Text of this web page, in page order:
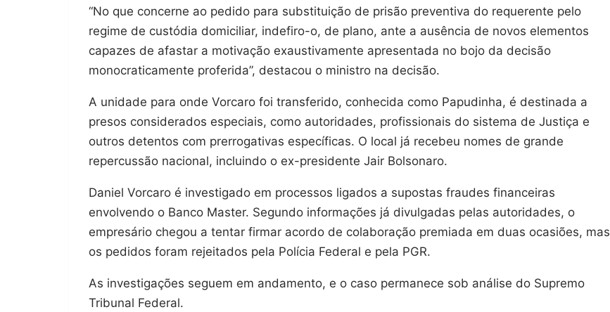
“No que concerne ao pedido para substituição de prisão preventiva do requerente pelo
regime de custódia domiciliar, indefiro-o, de plano, ante a ausência de novos elementos
capazes de afastar a motivação exaustivamente apresentada no bojo da decisão
monocraticamente proferida”, destacou o ministro na decisão.
A unidade para onde Vorcaro foi transferido, conhecida como Papudinha, é destinada a
presos considerados especiais, como autoridades, profissionais do sistema de Justiça e
outros detentos com prerrogativas específicas. O local já recebeu nomes de grande
repercussão nacional, incluindo o ex-presidente Jair Bolsonaro.
Daniel Vorcaro é investigado em processos ligados a supostas fraudes financeiras
envolvendo o Banco Master. Segundo informações já divulgadas pelas autoridades, o
empresário chegou a tentar firmar acordo de colaboração premiada em duas ocasiões, mas
os pedidos foram rejeitados pela Polícia Federal e pela PGR.
As investigações seguem em andamento, e o caso permanece sob análise do Supremo
Tribunal Federal.